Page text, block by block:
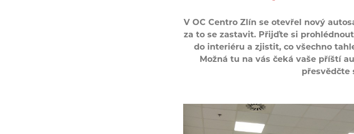
V OC Centro Zlín se otevřel nový
za to se zastavit. Přijďte si
do interiéru a zjistit, co všechno
Možná tu na vás čeká vaše příští
přesvědčte